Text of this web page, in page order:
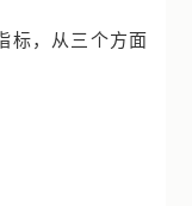
标，从三个方面